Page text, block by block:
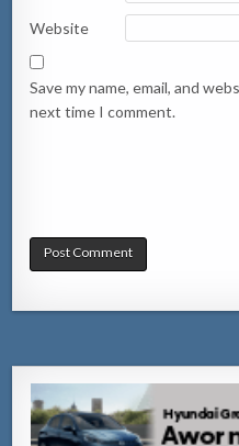
Website
Save my name, email, and
next time I comment.